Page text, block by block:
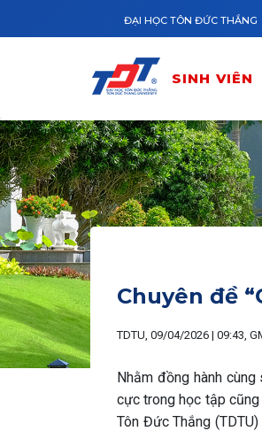
ĐẠI HỌC TÔN ĐỨC THẮNG
SINH VIÊN
Chuyên đề
TDTU, 09/04/2026 | 09:43,
Nhằm đồng hành
cực trong học tập
Tôn Đức Thắng